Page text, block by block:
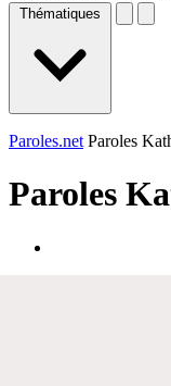
Thématiques
Paroles.net Paroles
Paroles